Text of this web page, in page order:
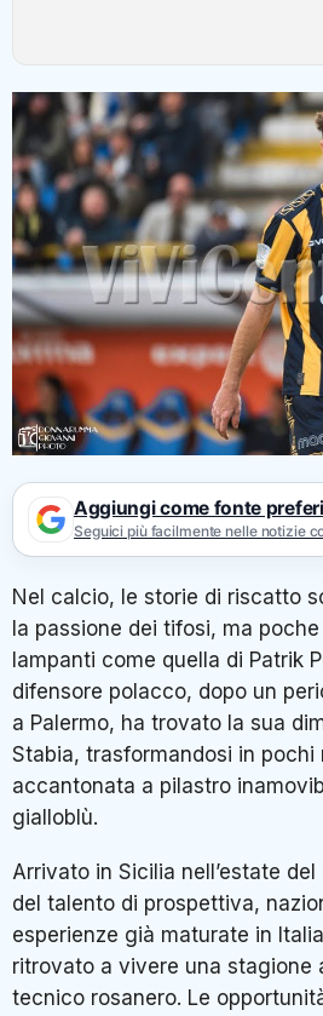
Aggiungi come fonte
Seguici più facilmente nelle notizie
Nel calcio, le storie di riscatto
la passione dei tifosi, ma
lampanti come quella di Patrik
difensore polacco, dopo un
a Palermo, ha trovato la sua
Stabia, trasformandosi in pochi
accantonata a pilastro
gialloblù.
Arrivato in Sicilia nell’estate
del talento di prospettiva,
esperienze già maturate in
ritrovato a vivere una stagione
tecnico rosanero. Le